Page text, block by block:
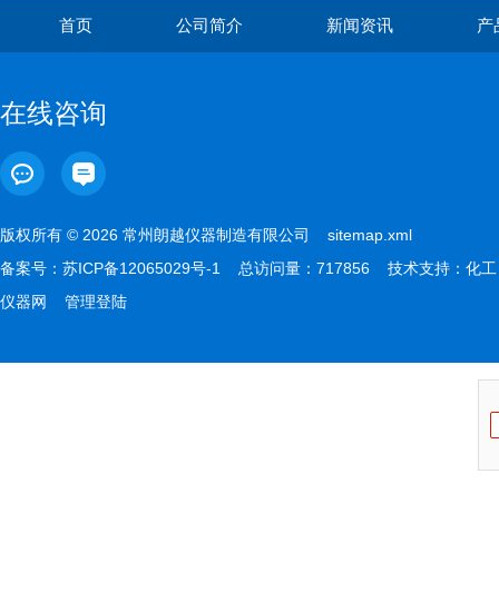
首页 公司简介 新闻资讯 产
在线咨询
版权所有 © 2026 常州朗越仪器制造有限公司 sitemap.xml
备案号： 苏ICP备12065029号-1 总访问量：717856 技术支持： 化工
仪器网
管理登陆